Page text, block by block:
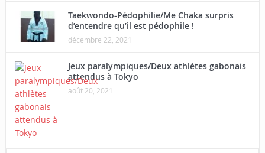
Taekwondo-Pédophilie/Me Chaka surpris
d’entendre qu’il est pédophile !
décembre 22, 2021
Jeux paralympiques/Deux athlètes gabonais
attendus à Tokyo
août 20, 2021